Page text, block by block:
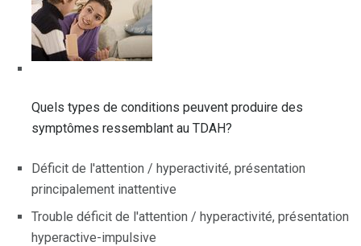
Quels types de conditions peuvent produire des
symptômes ressemblant au TDAH?
Déficit de l'attention / hyperactivité, présentation
principalement inattentive
Trouble déficit de l'attention / hyperactivité, présentation
hyperactive-impulsive